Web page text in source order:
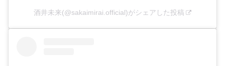
酒井未来(@sakaimirai.official)がシェアした投稿